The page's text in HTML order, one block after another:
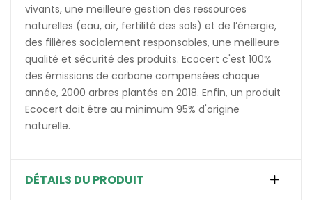
vivants, une meilleure gestion des ressources
naturelles (eau, air, fertilité des sols) et de l’énergie,
des filières socialement responsables, une meilleure
qualité et sécurité des produits. Ecocert c'est 100%
des émissions de carbone compensées chaque
année, 2000 arbres plantés en 2018. Enfin, un produit
Ecocert doit être au minimum 95% d'origine
naturelle.
DÉTAILS DU PRODUIT